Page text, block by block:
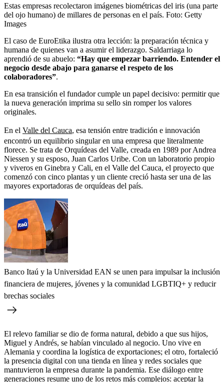
Estas empresas recolectaron imágenes biométricas del iris (una parte
del ojo humano) de millares de personas en el país. Foto: Getty
Images
El caso de EuroEtika ilustra otra lección: la preparación técnica y
humana de quienes van a asumir el liderazgo. Saldarriaga lo
aprendió de su abuelo: “Hay que empezar barriendo. Entender el
negocio desde abajo para ganarse el respeto de los
colaboradores”.
En esa transición el fundador cumple un papel decisivo: permitir que
la nueva generación imprima su sello sin romper los valores
originales.
En el Valle del Cauca, esa tensión entre tradición e innovación
encontró un equilibrio singular en una empresa que literalmente
florece. Se trata de Orquídeas del Valle, creada en 1989 por Andrea
Niessen y su esposo, Juan Carlos Uribe. Con un laboratorio propio
y viveros en Ginebra y Cali, en el Valle del Cauca, el proyecto que
comenzó con cinco plantas y un cliente creció hasta ser una de las
mayores exportadoras de orquídeas del país.
Banco Itaú y la Universidad EAN se unen para impulsar la inclusión
financiera de mujeres, jóvenes y la comunidad LGBTIQ+ y reducir
brechas sociales
El relevo familiar se dio de forma natural, debido a que sus hijos,
Miguel y Andrés, se habían vinculado al negocio. Uno vive en
Alemania y coordina la logística de exportaciones; el otro, fortaleció
la presencia digital con una tienda en línea y redes sociales que
mantuvieron la empresa durante la pandemia. Ese diálogo entre
generaciones resume uno de los retos más complejos: aceptar la